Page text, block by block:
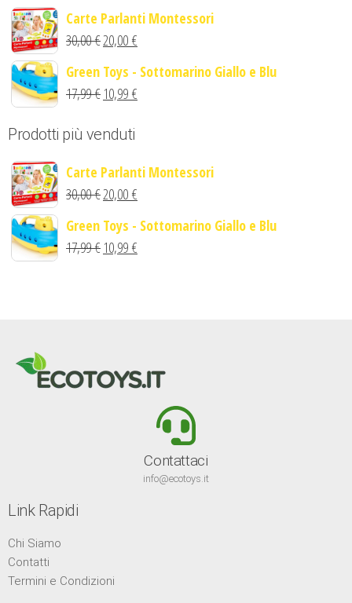
Carte Parlanti Montessori
30,00€20,00 €
Green Toys - Sottomarino Giallo e Blu
17,99€ 10,99 €
Prodotti più venduti
Carte Parlanti Montessori
30,00€20,00 €
Green Toys - Sottomarino Giallo e Blu
17,99€ 10,99 €
Contattaci
info@ecotoys.it
Link Rapidi
Chi Siamo
Contatti
Termini e Condizioni